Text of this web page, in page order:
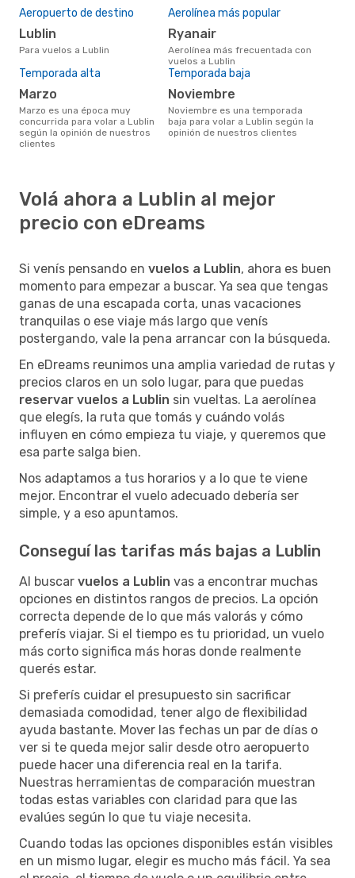
Aeropuerto de destino
Lublin
Para vuelos a Lublin
Aerolínea más popular
Ryanair
Aerolínea más frecuentada con
vuelos a Lublin
Temporada alta
marzo
marzo es una época muy
concurrida para volar a Lublin
según la opinión de nuestros
clientes
Temporada baja
noviembre
noviembre es una temporada
baja para volar a Lublin según la
opinión de nuestros clientes
Volá ahora a Lublin al mejor
precio con eDreams
Si venís pensando en vuelos a Lublin, ahora es buen
momento para empezar a buscar. Ya sea que tengas
ganas de una escapada corta, unas vacaciones
tranquilas o ese viaje más largo que venís
postergando, vale la pena arrancar con la búsqueda.
En eDreams reunimos una amplia variedad de rutas y
precios claros en un solo lugar, para que puedas
reservar vuelos a Lublin sin vueltas. La aerolínea
que elegís, la ruta que tomás y cuándo volás
influyen en cómo empieza tu viaje, y queremos que
esa parte salga bien.
Nos adaptamos a tus horarios y a lo que te viene
mejor. Encontrar el vuelo adecuado debería ser
simple, y a eso apuntamos.
Conseguí las tarifas más bajas a Lublin
Al buscar vuelos a Lublin vas a encontrar muchas
opciones en distintos rangos de precios. La opción
correcta depende de lo que más valorás y cómo
preferís viajar. Si el tiempo es tu prioridad, un vuelo
más corto significa más horas donde realmente
querés estar.
Si preferís cuidar el presupuesto sin sacrificar
demasiada comodidad, tener algo de flexibilidad
ayuda bastante. Mover las fechas un par de días o
ver si te queda mejor salir desde otro aeropuerto
puede hacer una diferencia real en la tarifa.
Nuestras herramientas de comparación muestran
todas estas variables con claridad para que las
evalúes según lo que tu viaje necesita.
Cuando todas las opciones disponibles están visibles
en un mismo lugar, elegir es mucho más fácil. Ya sea